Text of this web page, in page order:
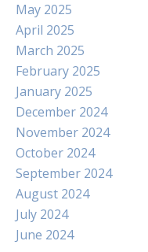
May 2025
April 2025
March 2025
February 2025
January 2025
December 2024
November 2024
October 2024
September 2024
August 2024
July 2024
June 2024